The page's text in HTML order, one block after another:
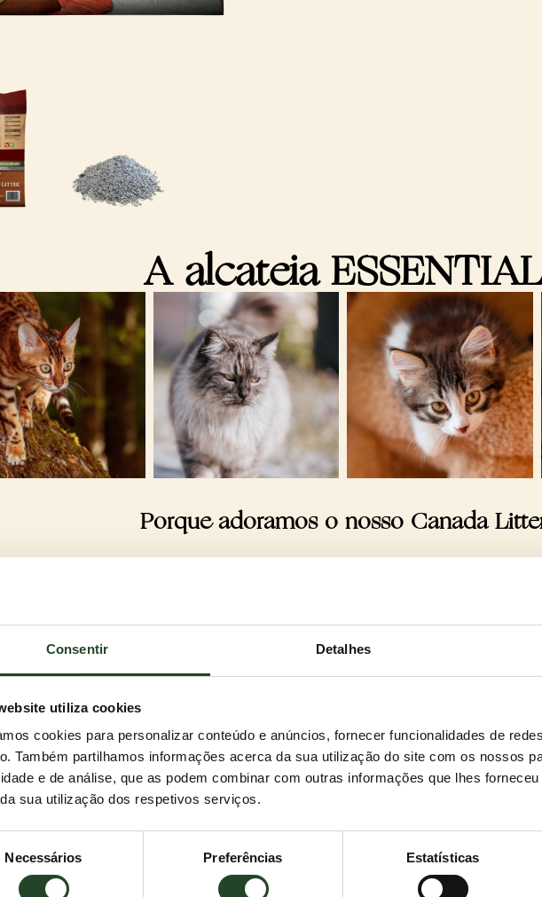
Consentir Detalhes
utiliza cookies
cookies para personalizar conteúdo e anúncios, fornecer funcionalidades de
Também partilhamos informações acerca da sua utilização do site com os nossos
e de análise, que as podem combinar com outras informações que lhes
sua utilização dos respetivos serviços.
Necessários Preferências Estatísticas
A alcateia
Porque adoramos o nosso Canada
perfeita se apenas queres o melhor.
absorção, aglomeração instantânea e controlo total da higiene na tua casa.
é mais do que justo e entregamo-lo diretamente à tua porta. O que é que
Qual é o teu favorito: pó de talco, lavanda ou o clássico sem perfume?